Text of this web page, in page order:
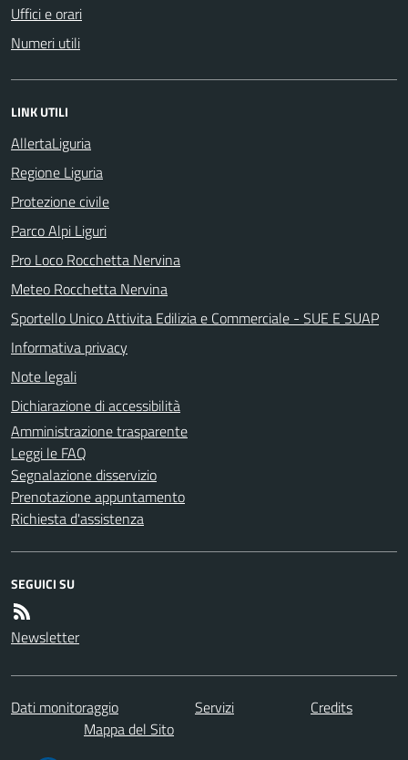
Uffici e orari
Numeri utili
LINK UTILI
AllertaLiguria
Regione Liguria
Protezione civile
Parco Alpi Liguri
Pro Loco Rocchetta Nervina
Meteo Rocchetta Nervina
Sportello Unico Attivita Edilizia e Commerciale - SUE E SUAP
Informativa privacy
Note legali
Dichiarazione di accessibilità
Amministrazione trasparente
Leggi le FAQ
Segnalazione disservizio
Prenotazione appuntamento
Richiesta d'assistenza
SEGUICI SU
Newsletter
Dati monitoraggio Servizi
Credits
Mappa del Sito